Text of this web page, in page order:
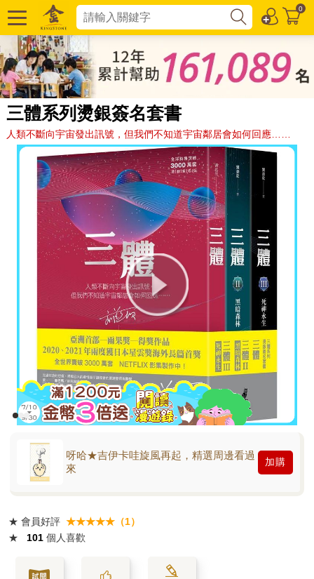
0
三體系列燙銀簽名套書
人類不斷向宇宙發出訊號，但我們不知道宇宙鄰居會如何回應……
呀哈★吉伊卡哇旋風再起，精選周邊看過
來
加購
★ 會員好評 ★★★★★（1）
★
101 個人喜歡